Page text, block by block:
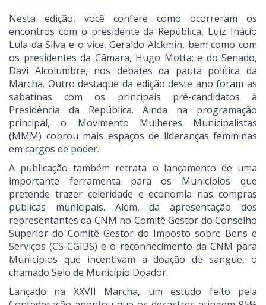
Nesta edição, você confere como ocorreram os
encontros com o presidente da República, Luiz Inácio
Lula da Silva e o vice, Geraldo Alckmin, bem como com
os presidentes da Câmara, Hugo Motta; e do Senado,
Davi Alcolumbre, nos debates da pauta política da
Marcha. Outro destaque da edição deste ano foram as
sabatinas com os principais pré-candidatos à
Presidência da República. Ainda na programação
principal, o Movimento Mulheres Municipalistas
(MMM) cobrou mais espaços de lideranças femininas
em cargos de poder.
A publicação também retrata o lançamento de uma
importante ferramenta para os Municípios que
pretende trazer celeridade e economia nas compras
públicas municipais. Além, da apresentação dos
representantes da CNM no Comitê Gestor do Conselho
Superior do Comitê Gestor do Imposto sobre Bens e
Serviços (CS-CGIBS) e o reconhecimento da CNM para
Municípios que incentivam a doação de sangue, o
chamado Selo de Município Doador.
Lançado na XXVII Marcha, um estudo feito pela